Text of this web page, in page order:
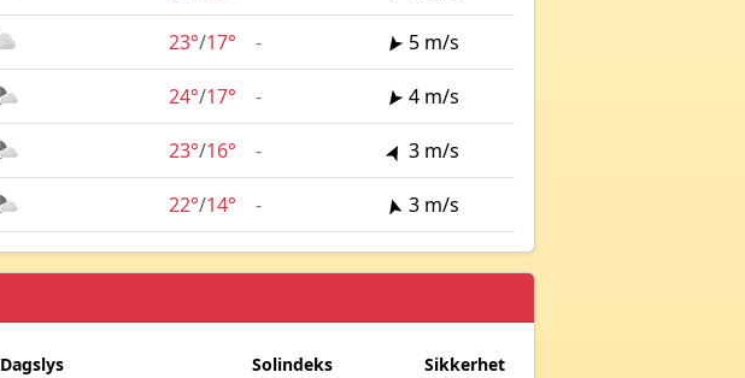
23°/17° - 5 m/s
24°/17° - 4 m/s
23°/16° - 3 m/s
22°/14° - 3 m/s
Dagslys Solindeks Sikkerhet